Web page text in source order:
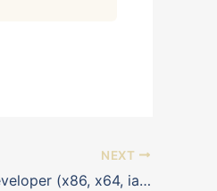
NEXT
Como Instalar SQL Server 2008 R2 Developer (x86, x64, ia64)